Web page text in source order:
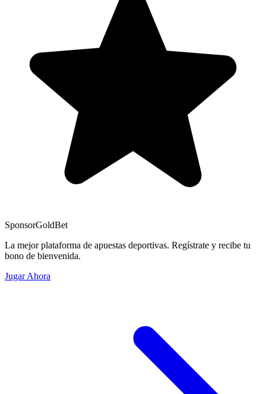
SponsorGoldBet
La mejor plataforma de apuestas deportivas. Regístrate y recibe tu
bono de bienvenida.
Jugar Ahora